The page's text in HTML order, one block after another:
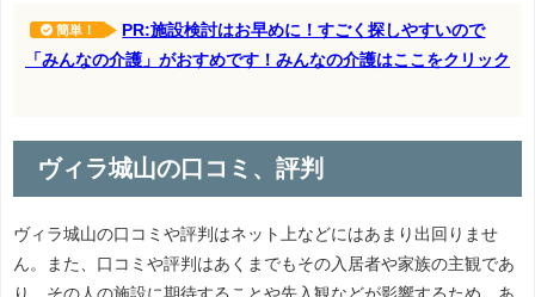
簡単！
PR:施設検討はお早めに！すごく探しやすいので
「みんなの介護」がおすめです！みんなの介護はここをクリック
ヴィラ城山の口コミ、評判
ヴィラ城山の口コミや評判はネット上などにはあまり出回りませ
ん。また、口コミや評判はあくまでもその入居者や家族の主観であ